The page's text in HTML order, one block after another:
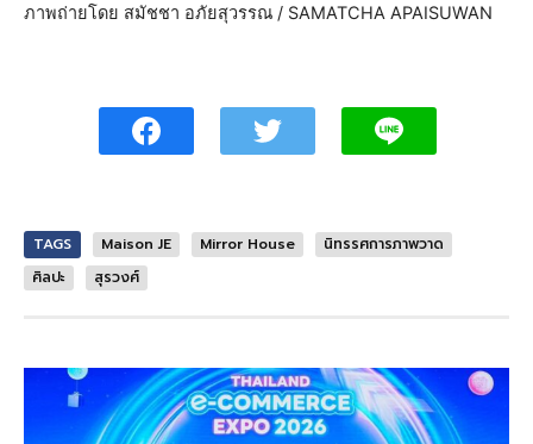
ภาพถ่ายโดย สมัชชา อภัยสุวรรณ / SAMATCHA APAISUWAN
TAGS Maison JE Mirror House
นิทรรศการภาพวาด
ศิลปะ
สุรวงศ์